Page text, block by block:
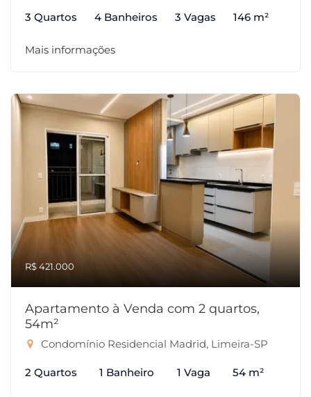
3 Quartos 4 Banheiros 3 Vagas 146 m²
Mais informações
R$ 421.000
Apartamento à Venda com 2 quartos,
54m²
Condomínio Residencial Madrid, Limeira-SP
2 Quartos 1 Banheiro 1 Vaga 54 m²